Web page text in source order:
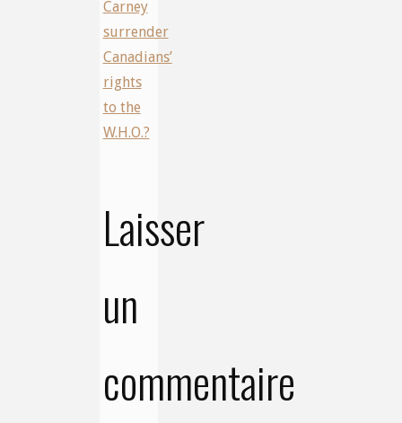
Carney
surrender
Canadians’
rights
to the
W.H.O.?
Laisser
un
commentaire